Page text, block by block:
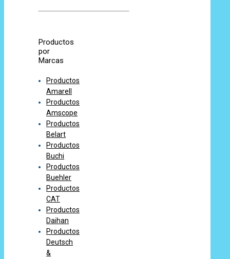
Productos
por
Marcas
Productos
Amarell
Productos
Amscope
Productos
Belart
Productos
Buchi
Productos
Buehler
Productos
CAT
Productos
Daihan
Productos
Deutsch
&